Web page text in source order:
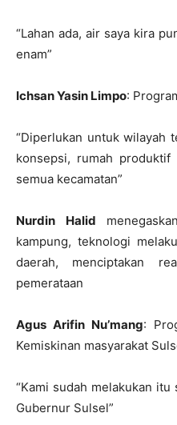
“Lahan ada, air saya kira
enam”
Ichsan Yasin Limpo:
“Diperlukan untuk wilayah
konsepsi, rumah
semua kecamatan”
Nurdin Halid
kampung, teknologi
daerah, menciptakan
pemerataan
Agus Arifin Nu’mang:
Kemiskinan masyarakat
“Kami sudah melakukan
Gubernur Sulsel”